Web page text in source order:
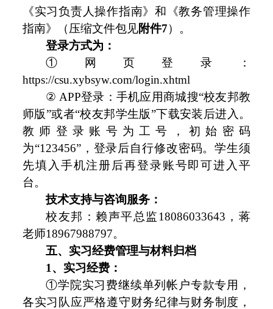
《实习负责人操作指南》和《教务管理操作
指南》（压缩文件包见附件7）。
登录方式为：
①网页登录：
https://csu.xybsyw.com/login.xhtml
② APP登录：手机应用商城搜“校友邦教
师版”或者“校友邦学生版”下载安装后进入。
教师登录账号为工号，初始密码
为“123456”，登录后自行修改密码。学生须
先填入手机注册后再登录账号即可进入平
台。
技术支持与咨询服务：
校友邦：赖声平总监18086033643，蒋
老师18967988797。
五、实习经费管理与材料归档
1、实习经费：
①学院实习费继续单列帐户专款专用，
各实习队应严格遵守财务纪律与财务制度，